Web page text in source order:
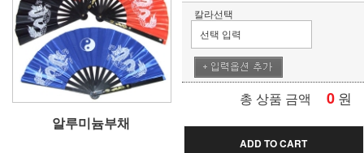
알루미늄부채
칼라선택
총 상품 금액 0 원
ADD TO CART